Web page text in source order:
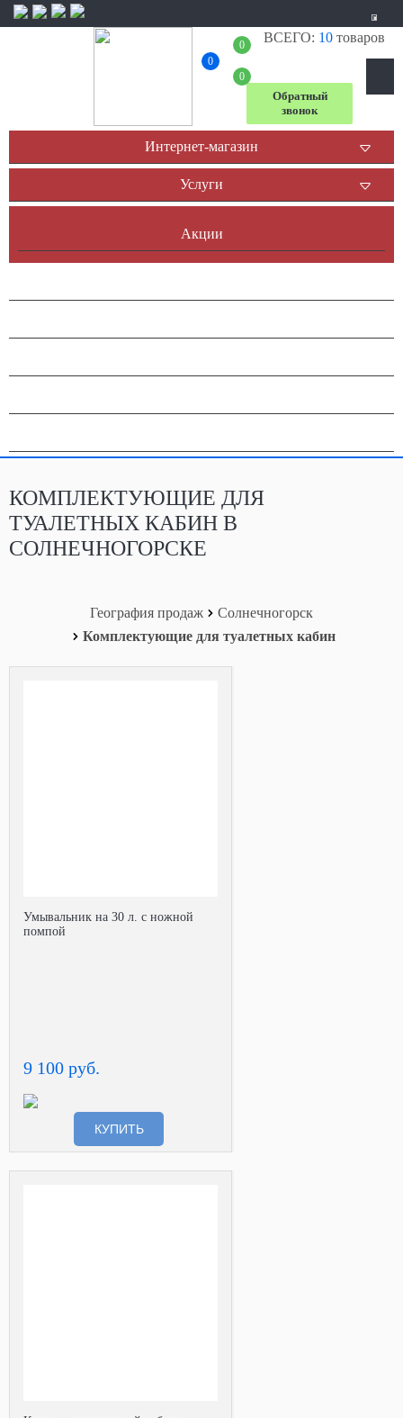
0
0
0
+7 (804) 333-
Обратный
звонок
Интернет-магазин
Услуги
Акции
КОМПЛЕКТУЮЩИЕ ДЛЯ
ТУАЛЕТНЫХ КАБИН В
СОЛНЕЧНОГОРСКЕ
ВСЕГО: 10 товаров
География продаж
Солнечногорск
Комплектующие для туалетных кабин
Умывальник на 30 л. с ножной
помпой
9 100 руб.
КУПИТЬ